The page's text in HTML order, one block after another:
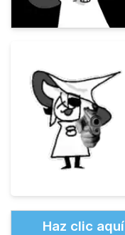
Haz clic aquí